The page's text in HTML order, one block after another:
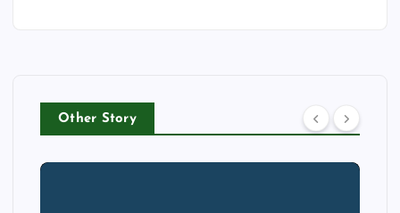
Other Story